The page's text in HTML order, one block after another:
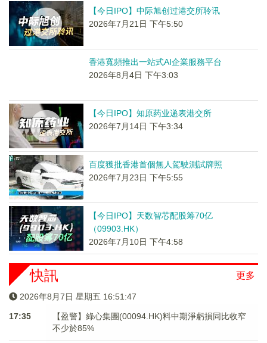
【今日IPO】中际旭创过港交所聆讯
2026年7月21日 下午5:50
香港寬頻推出一站式AI企業服務平台
2026年8月4日 下午3:03
【今日IPO】知原药业递表港交所
2026年7月14日 下午3:34
百度獲批香港首個無人駕駛測試牌照
2026年7月23日 下午5:55
【今日IPO】天数智芯配股筹70亿
（09903.HK）
2026年7月10日 下午4:58
更多
快訊
2026年8月7日 星期五 16:51:47
17:35
【盈警】綠心集團(00094.HK)料中期淨虧損同比收窄
不少於85%